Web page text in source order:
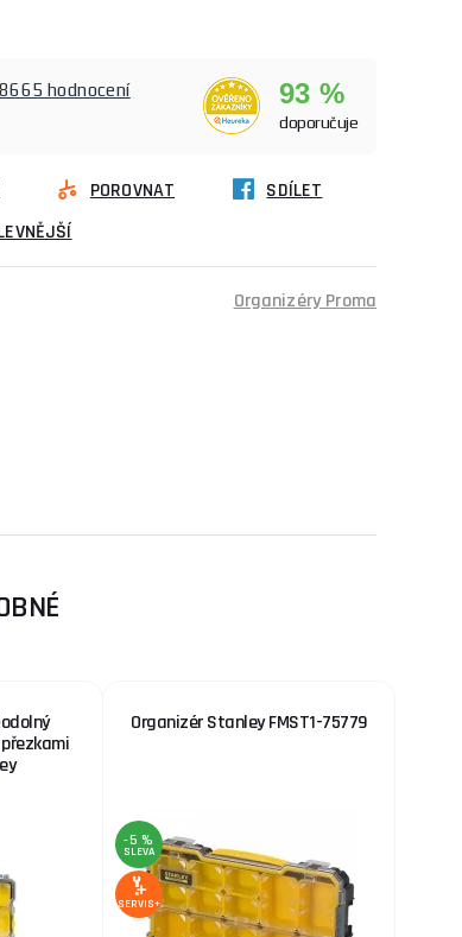
8665 hodnocení
93 %
doporučuje
POROVNAT
SDÍLET
Organizéry Proma
Organizér Stanley FMST1-75779
-5 %
SLEVA
SERVIS+